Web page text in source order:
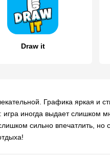
Draw it
Графика яркая и
иногда выдает слишком
сильно впечатлить,